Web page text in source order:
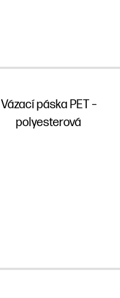
Vázací páska PET –
polyesterová